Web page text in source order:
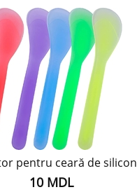
pentru ceară de silicon
10 MDL